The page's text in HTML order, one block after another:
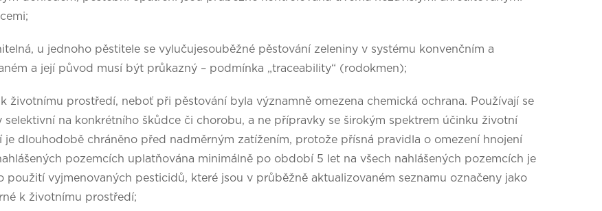
u jednoho pěstitele se vylučujesouběžné pěstování zeleniny v systému konvenčním a
a její původ musí být průkazný – podmínka „traceability“ (rodokmen);
životnímu prostředí, neboť při pěstování byla významně omezena chemická ochrana. Používají se
selektivní na konkrétního škůdce či chorobu, a ne přípravky se širokým spektrem účinku životní
je dlouhodobě chráněno před nadměrným zatížením, protože přísná pravidla o omezení hnojení
pozemcích uplatňována minimálně po období 5 let na všech nahlášených pozemcích je
použití vyjmenovaných pesticidů, které jsou v průběžně aktualizovaném seznamu označeny jako
k životnímu prostředí;